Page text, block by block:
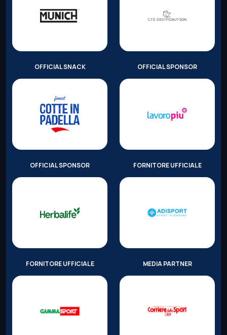
OFFICIAL SNACK OFFICIAL SPONSOR
OFFICIAL SPONSOR FORNITORE UFFICIALE
FORNITORE UFFICIALE MEDIA PARTNER